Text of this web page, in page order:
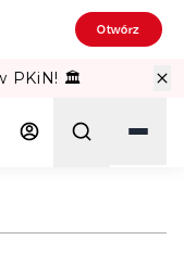
Otwórz
PKiN! 🏛️